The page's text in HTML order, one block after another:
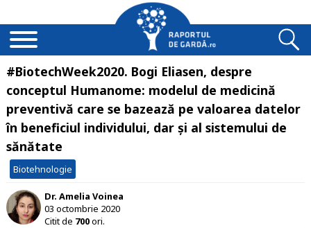
#BiotechWeek2020. Bogi Eliasen, despre
conceptul Humanome: modelul de medicină
preventivă care se bazează pe valoarea datelor
în beneficiul individului, dar și al sistemului de
sănătate
Biotehnologie
Dr. Amelia Voinea
03 octombrie 2020
Citit de 700ori.